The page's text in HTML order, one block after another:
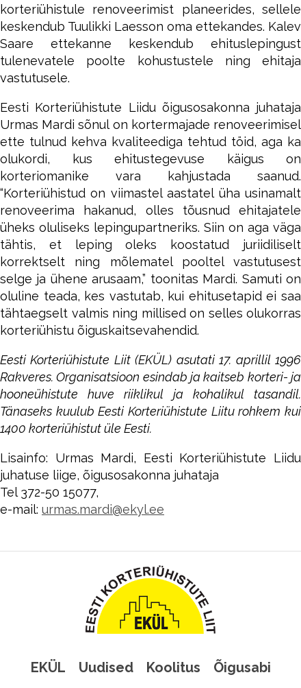
korteriühistule renoveerimist planeerides, sellele
keskendub Tuulikki Laesson oma ettekandes. Kalev
Saare ettekanne keskendub ehituslepingust
tulenevatele poolte kohustustele ning ehitaja
vastutusele.
Eesti Korteriühistute Liidu õigusosakonna juhataja
Urmas Mardi sõnul on kortermajade renoveerimisel
ette tulnud kehva kvaliteediga tehtud töid, aga ka
olukordi, kus ehitustegevuse käigus on
korteriomanike vara kahjustada saanud.
“Korteriühistud on viimastel aastatel üha usinamalt
renoveerima hakanud, olles tõusnud ehitajatele
üheks oluliseks lepingupartneriks. Siin on aga väga
tähtis, et leping oleks koostatud juriidiliselt
korrektselt ning mõlematel pooltel vastutusest
selge ja ühene arusaam,” toonitas Mardi. Samuti on
oluline teada, kes vastutab, kui ehitusetapid ei saa
tähtaegselt valmis ning millised on selles olukorras
korteriühistu õiguskaitsevahendid.
Eesti Korteriühistute Liit (EKÜL) asutati 17. aprillil 1996
Rakveres. Organisatsioon esindab ja kaitseb korteri- ja
hooneühistute huve riiklikul ja kohalikul tasandil.
Tänaseks kuulub Eesti Korteriühistute Liitu rohkem kui
1400 korteriühistut üle Eesti.
Lisainfo: Urmas Mardi, Eesti Korteriühistute Liidu
juhatuse liige, õigusosakonna juhataja
Tel 372-50 15077,
e-mail: urmas.mardi@ekyl.ee
EKÜL Uudised Koolitus Õigusabi